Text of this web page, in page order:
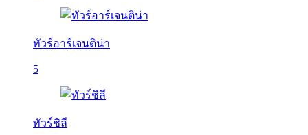
ทัวร์อาร์เจนติน่า
5
ทัวร์ชิลี